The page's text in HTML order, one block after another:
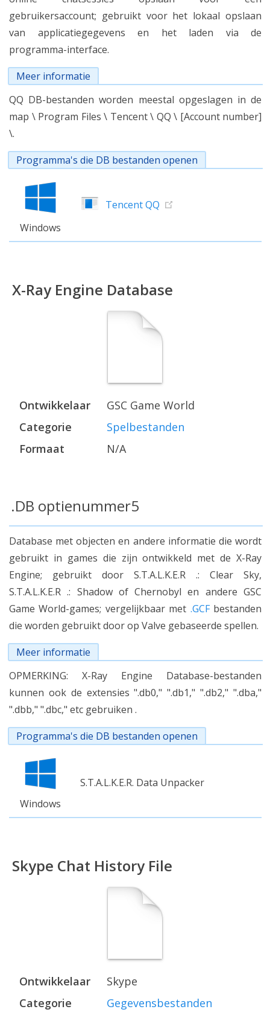
gebruikersaccount; gebruikt voor het lokaal opslaan
van applicatiegegevens en het laden via de
programma-interface.
Meer informatie
QQ DB-bestanden worden meestal opgeslagen in de
map \ Program Files \ Tencent \ QQ \ [Account number]
\.
Programma's die DB bestanden openen
Windows
Tencent QQ
X-Ray Engine Database
Ontwikkelaar
GSC Game World
Categorie
Spelbestanden
Formaat
N/A
.DB optienummer5
Database met objecten en andere informatie die wordt
gebruikt in games die zijn ontwikkeld met de X-Ray
Engine; gebruikt door S.T.A.L.K.E.R .: Clear Sky,
S.T.A.L.K.E.R .: Shadow of Chernobyl en andere GSC
Game World-games; vergelijkbaar met .GCFbestanden
die worden gebruikt door op Valve gebaseerde spellen.
Meer informatie
OPMERKING: X-Ray Engine Database-bestanden
kunnen ook de extensies ".db0," ".db1," ".db2," ".dba,"
".dbb," ".dbc," etc gebruiken .
Programma's die DB bestanden openen
Windows
S.T.A.L.K.E.R. Data Unpacker
Skype Chat History File
Ontwikkelaar
Skype
Categorie
Gegevensbestanden